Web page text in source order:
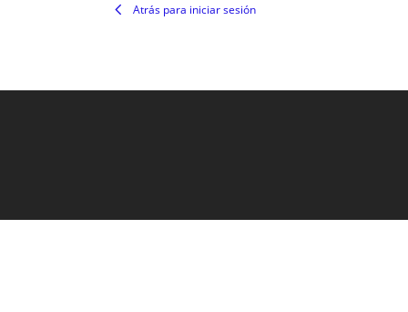
Atrás para iniciar sesión